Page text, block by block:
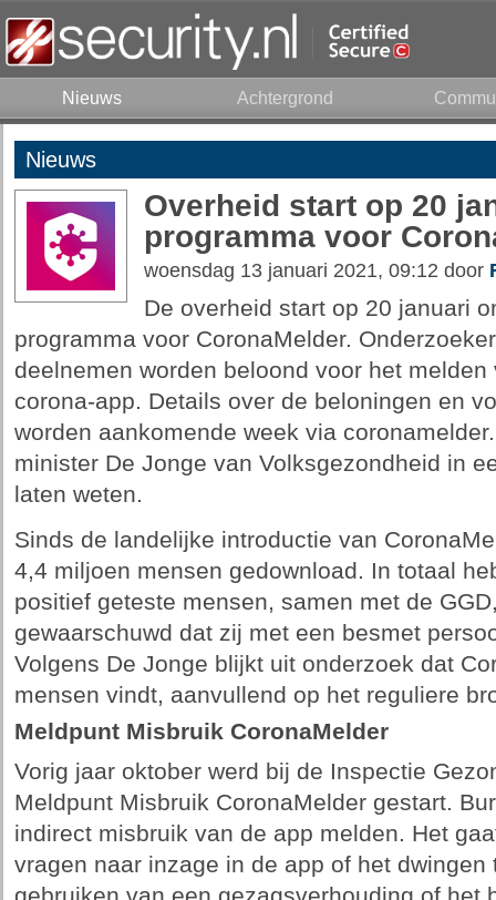
Nieuws Achtergrond
Nieuws
Overheid start op 20
programma voor
woensdag 13 januari 2021, 09:12 door
De overheid start op 20 januari
programma voor CoronaMelder.
deelnemen worden beloond voor het
corona-app. Details over de beloningen en
worden aankomende week via
minister De Jonge van Volksgezondheid in
laten weten.
Sinds de landelijke introductie van
4,4 miljoen mensen gedownload. In totaal
positief geteste mensen, samen met de
gewaarschuwd dat zij met een besmet
Volgens De Jonge blijkt uit onderzoek dat
mensen vindt, aanvullend op het reguliere
Meldpunt Misbruik CoronaMelder
Vorig jaar oktober werd bij de Inspectie
Meldpunt Misbruik CoronaMelder gestart.
indirect misbruik van de app melden. Het
vragen naar inzage in de app of het